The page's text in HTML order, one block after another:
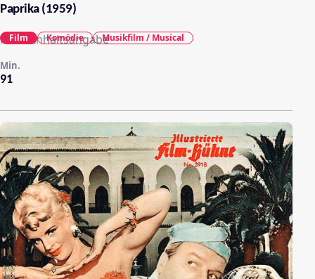
Paprika (1959)
Keine Inhaltsangabe
91
Min.
Film Komödie Musikfilm / Musical